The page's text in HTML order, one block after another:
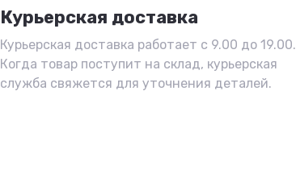
Курьерская доставка
Курьерская доставка работает с 9.00 до 19.00.
Когда товар поступит на склад, курьерская
служба свяжется для уточнения деталей.